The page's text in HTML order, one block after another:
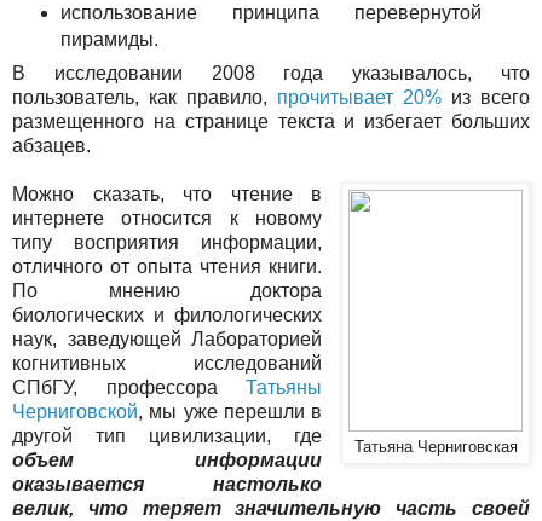
использование принципа перевернутой
пирамиды.
В исследовании 2008 года указывалось, что
пользователь, как правило, прочитывает 20% из всего
размещенного на странице текста и избегает больших
абзацев.
Татьяна Черниговская
Можно сказать, что чтение в
интернете относится к новому
типу восприятия информации,
отличного от опыта чтения книги.
По мнению доктора
биологических и филологических
наук, заведующей Лабораторией
когнитивных исследований
СПбГУ, профессораТатьяны
Черниговской, мы уже перешли в
другой тип цивилизации, где
объем информации
оказывается настолько
велик, что теряет значительную часть своей